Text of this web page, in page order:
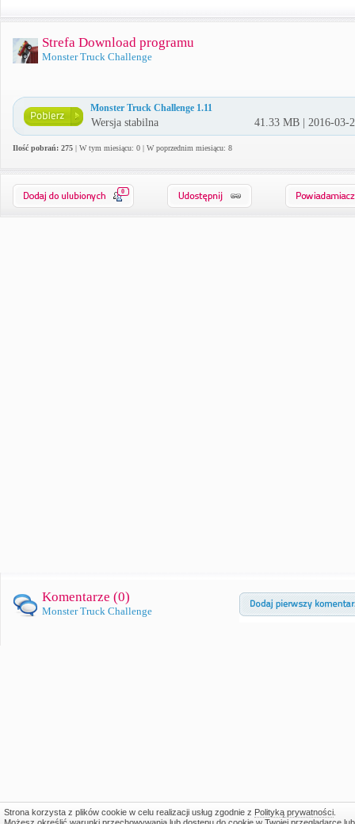
Strefa Download programu
Monster Truck Challenge
Monster Truck Challenge 1.11
Wersja stabilna 41.33 MB | 2016-03-
Ilość pobrań: 275 | W tym miesiącu: 0 | W poprzednim miesiącu: 8
0
Komentarze (0)
Monster Truck Challenge
Strona korzysta z plików cookie w celu realizacji usług zgodnie z Polityką prywatności.